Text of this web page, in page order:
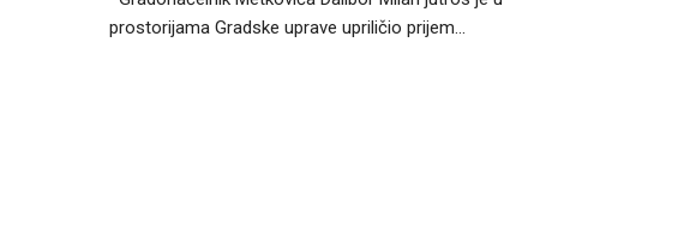
prostorijama Gradske uprave upriličio prijem...